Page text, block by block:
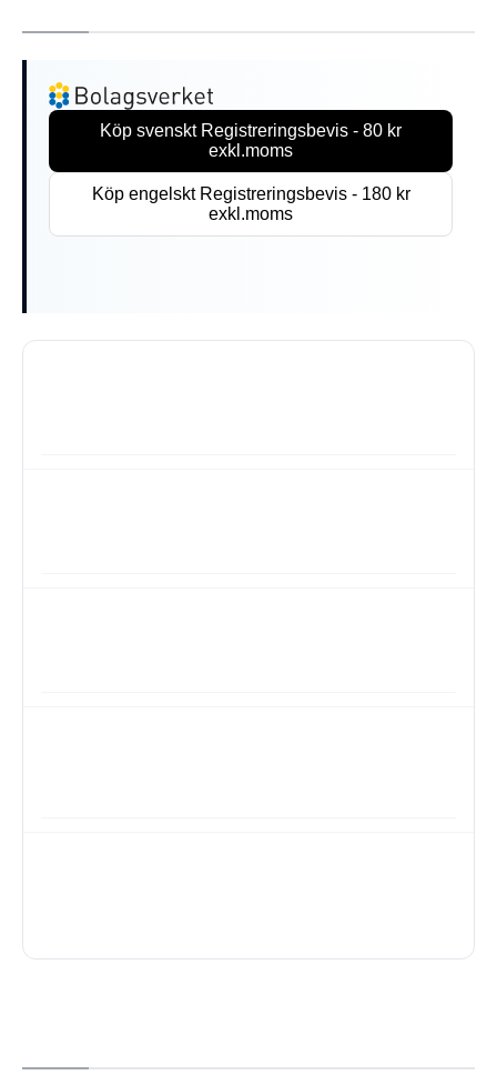
Köp svenskt Registreringsbevis - 80 kr
exkl.moms
Köp engelskt Registreringsbevis - 180 kr
exkl.moms